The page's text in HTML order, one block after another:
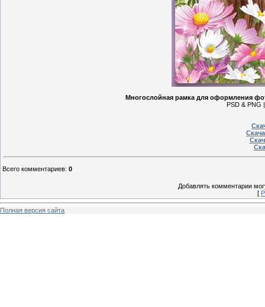
Многослойная рамка для оформления
PSD & PNG
Всего комментариев: 0
Добавлять комментарии
[
Полная версия сайта